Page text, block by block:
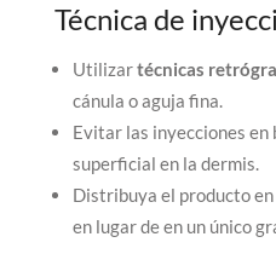
Técnica de
Utilizartécnicas
cánula o aguja fina.
Evitar las inyecciones en
superficial en la dermis.
Distribuya el producto
en lugar de en un único